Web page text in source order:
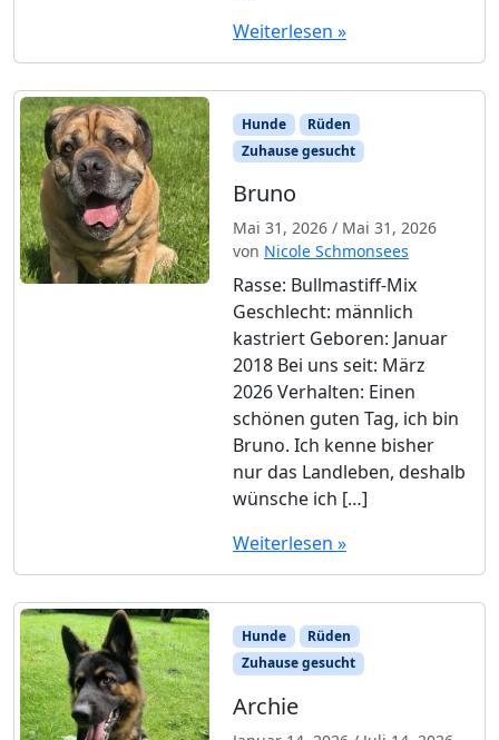
Weiterlesen »
Hunde
Rüden
Zuhause gesucht
Bruno
Mai 31, 2026 / Mai 31, 2026
von Nicole Schmonsees
Rasse: Bullmastiff-Mix
Geschlecht: männlich
kastriert Geboren: Januar
2018 Bei uns seit: März
2026 Verhalten: Einen
schönen guten Tag, ich bin
Bruno. Ich kenne bisher
nur das Landleben, deshalb
wünsche ich […]
Weiterlesen »
Hunde
Rüden
Zuhause gesucht
Archie